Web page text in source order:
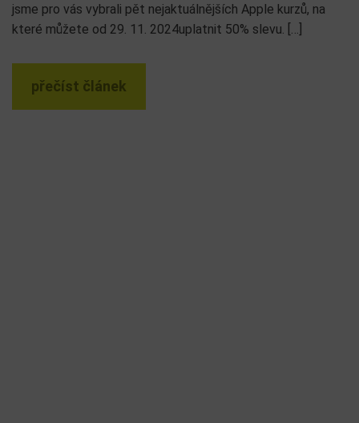
jsme pro vás vybrali pět nejaktuálnějších Apple kurzů, na
které můžete od 29. 11. 2024uplatnit 50% slevu. […]
přečíst článek